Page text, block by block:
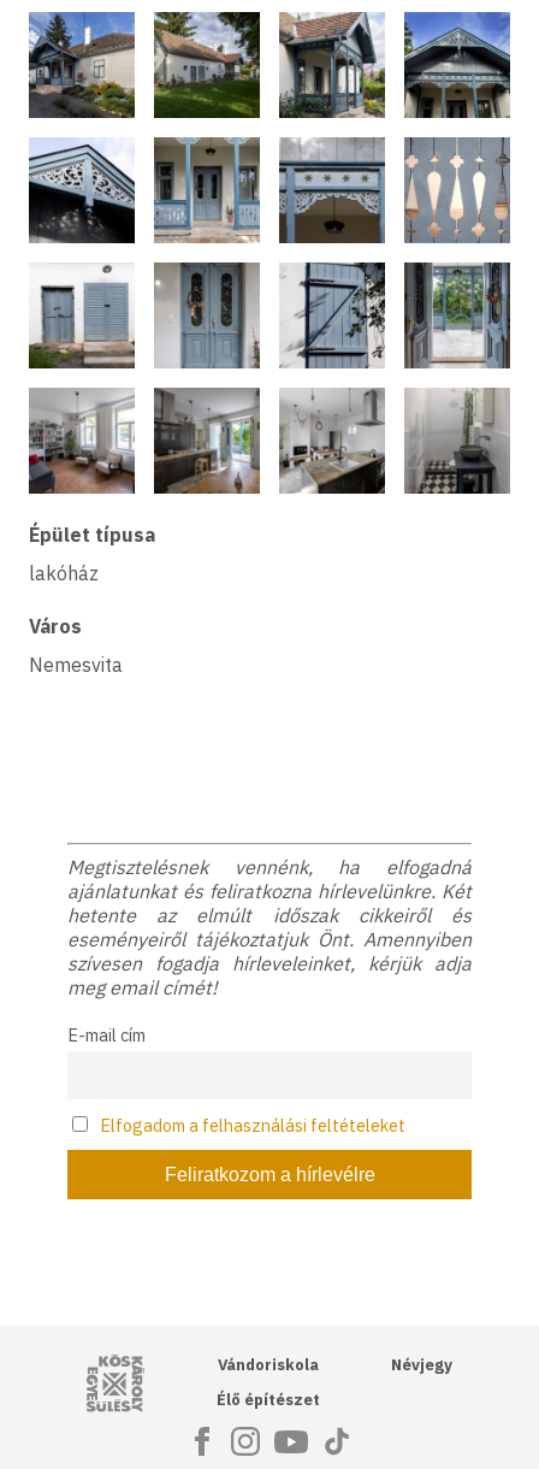
Épület típusa
lakóház
Város
Nemesvita
Megtisztelésnek vennénk, ha elfogadná
ajánlatunkat és feliratkozna hírlevelünkre. Két
hetente az elmúlt időszak cikkeiről és
eseményeiről tájékoztatjuk Önt. Amennyiben
szívesen fogadja hírleveleinket, kérjük adja
meg email címét!
E-mail cím
Elfogadom a felhasználási feltételeket
Kós Károly Egyesülés
Vándoriskola
Élő építészet
Névjegy